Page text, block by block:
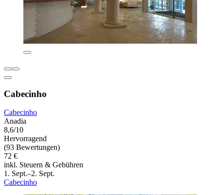
Cabecinho
Cabecinho
Anadia
8,6/10
Hervorragend
(93 Bewertungen)
72 €
inkl. Steuern & Gebühren
1. Sept.–2. Sept.
Cabecinho